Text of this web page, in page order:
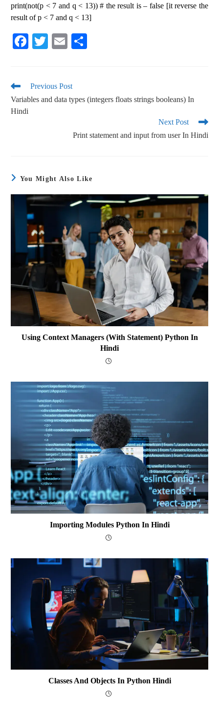
print(not(p < 7 and q < 13)) # the result is – false [it reverse the
result of p < 7 and q < 13]
Fa
ok
T
r
E
Previous Post
Variables and data types (integers floats strings booleans) In
Hindi
Next Post
Print statement and input from user In Hindi
You Might Also Like
Using Context Managers (with Statement) Python In
Hindi
Importing Modules Python In Hindi
Classes And Objects In Python Hindi